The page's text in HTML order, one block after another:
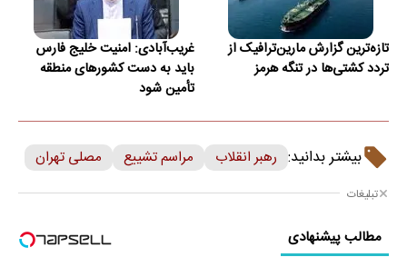
تازه‌ترین گزارش مارین‌ترافیک از
تردد کشتی‌ها در تنگه هرمز
غریب‌آبادی: امنیت خلیج فارس
باید به دست کشورهای منطقه
تأمین شود
بیشتر بدانید: رهبر انقلاب مراسم تشییع مصلی تهران
تبلیغات
مطالب پیشنهادی